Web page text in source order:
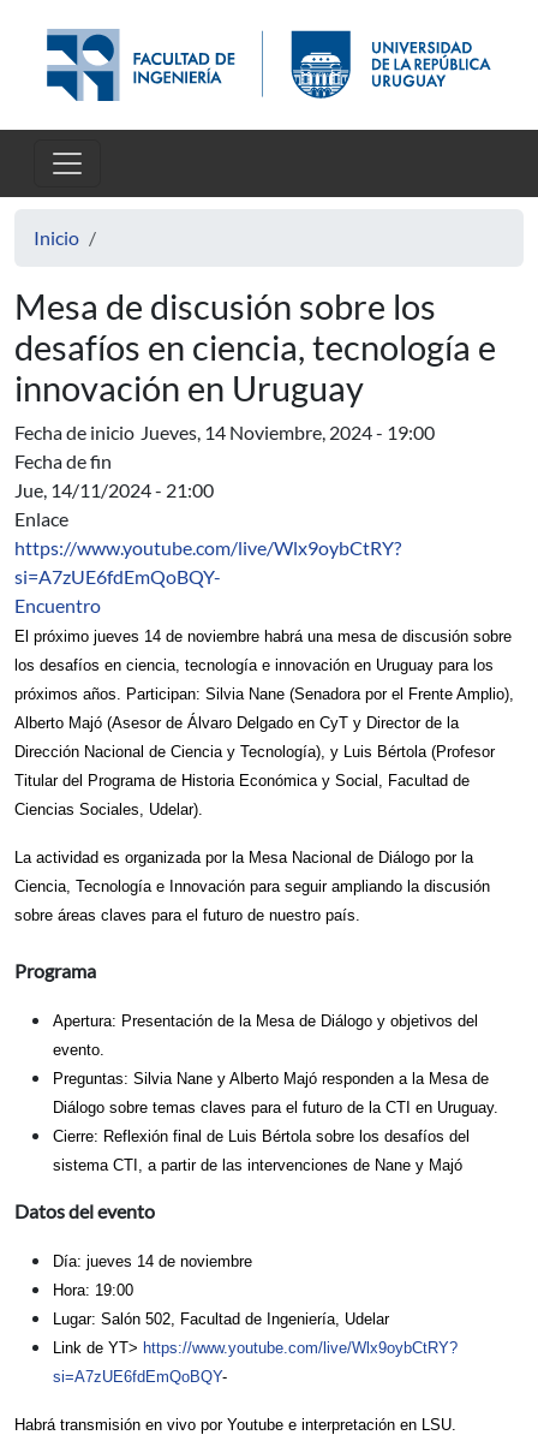
Inicio
Mesa de discusión sobre los
desafíos en ciencia, tecnología e
innovación en Uruguay
Fecha de inicio Jueves, 14 Noviembre, 2024 - 19:00
Fecha de fin
Jue, 14/11/2024 - 21:00
Enlace
https://www.youtube.com/live/Wlx9oybCtRY?
si=A7zUE6fdEmQoBQY-
Encuentro
El próximo jueves 14 de noviembre habrá una mesa de discusión sobre
los desafíos en ciencia, tecnología e innovación en Uruguay para los
próximos años. Participan: Silvia Nane (Senadora por el Frente Amplio),
Alberto Majó (Asesor de Álvaro Delgado en CyT y Director de la
Dirección Nacional de Ciencia y Tecnología), y Luis Bértola (Profesor
Titular del Programa de Historia Económica y Social, Facultad de
Ciencias Sociales, Udelar).
La actividad es organizada por la Mesa Nacional de Diálogo por la
Ciencia, Tecnología e Innovación para seguir ampliando la discusión
sobre áreas claves para el futuro de nuestro país.
Programa
Apertura: Presentación de la Mesa de Diálogo y objetivos del
evento.
Preguntas: Silvia Nane y Alberto Majó responden a la Mesa de
Diálogo sobre temas claves para el futuro de la CTI en Uruguay.
Cierre: Reflexión final de Luis Bértola sobre los desafíos del
sistema CTI, a partir de las intervenciones de Nane y Majó
Datos del evento
Día: jueves 14 de noviembre
Hora: 19:00
Lugar: Salón 502, Facultad de Ingeniería, Udelar
Link de YT> https://www.youtube.com/live/Wlx9oybCtRY?
si=A7zUE6fdEmQoBQY-
Habrá transmisión en vivo por Youtube e interpretación en LSU.